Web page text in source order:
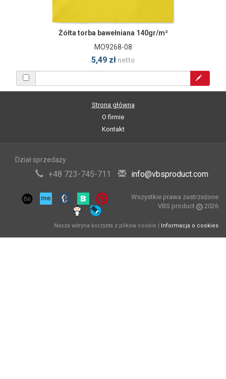
Żółta torba bawełniana 140gr/m²
MO9268-08
5,49 złnetto
Strona główna
O firmie
Kontakt
Dział sprzedaży
+48 723-745-711 info@vbsproduct.com
Wszystkie prawa zastrzeżone
VBS product
2026
Nasza witryna korzysta z plików cookie | Informacja o cookies